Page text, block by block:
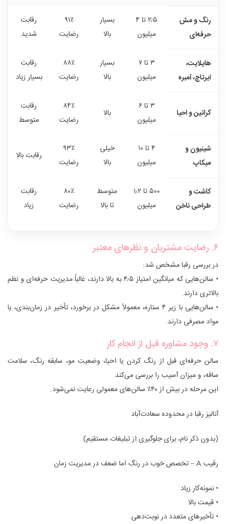
رنگ و مش
حرفه‌ای
۲٫۵ تا ۴
میلیون
بسیار
بالا
۹۱٪
رضایت
رقابت
شدید
هایلایت،
ایرتاچ، آمبره
۳ تا ۷
میلیون
بسیار
بالا
۸۸٪
رضایت
رقابت
بسیار زیاد
کراتین و احیا
۳ تا ۶
میلیون
بالا
۸۴٪
رضایت
رقابت
متوسط
شینیون و
میکاپ
۴ تا ۱۰
میلیون
خیلی
بالا
۹۳٪
رضایت
رقابت بالا
کاشت و
طراحی ناخن
۵۰۰ تا ۱٫۲
میلیون
متوسط
تا بالا
۸۰٪
رضایت
رقابت
زیاد
۶. رضایت مشتریان و نظرهای معتبر
در بررسی رقبا مشخص شد:
• سالن‌هایی که میانگین امتیاز ۴٫۵ به بالا دارند، غالباً مدیریت حرفه‌ای و نظم
بالاتری دارند.
• سالن‌هایی با زیر ۴ ستاره، معمولاً مشکل در برخورد، تأخیر در زمان‌بندی، یا
مواد مصرفی دارند.
۷. وجود مشاوره قبل از انجام کار
سالن حرفه‌ای قبل از رنگ کردن یا احیا، وضعیت مو، سابقه رنگ، سلامت
ساقه، و میزان آسیب را بررسی می‌کند.
این مرحله در بیش از ۴۰٪ سالن‌های معمولی رعایت نمی‌شود.
آنالیز رقبا در محدوده سعادت‌آباد
(بدون ذکر نام، برای جلوگیری از تبلیغات مستقیم)
رقیب A – تخصص خوب در رنگ اما ضعف در مدیریت زمان
• نمونه‌کار زیاد
• قیمت بالا
• تأخیرهای متعدد در نوبت‌دهی